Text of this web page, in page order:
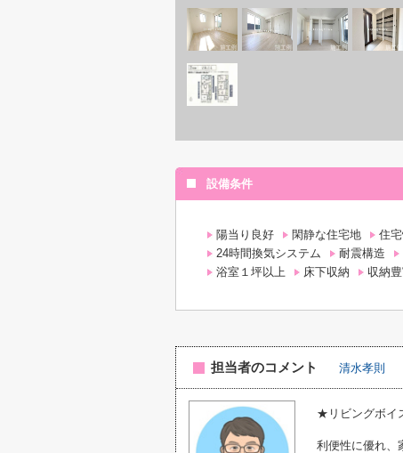
設備条件
陽当り良好 閑静な住宅地 住
24時間換気システム
耐震構造
浴室１坪以上
床下収納 収納
担当者のコメント 清水孝則
★リビングボイ
利便性に優れ、